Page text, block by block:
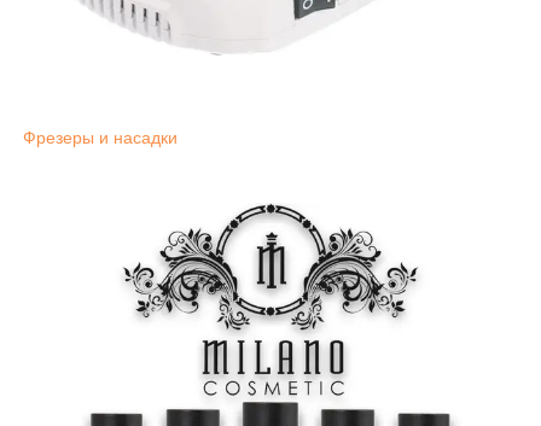
Фрезеры и насадки